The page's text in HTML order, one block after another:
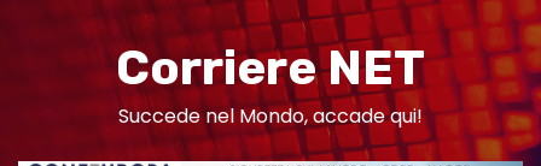
Corriere NET
Succede nel Mondo, accade qui!